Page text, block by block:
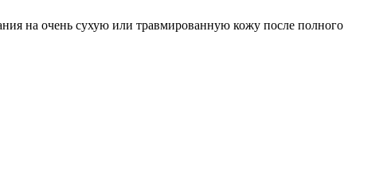
на очень сухую или травмированную кожу после полного